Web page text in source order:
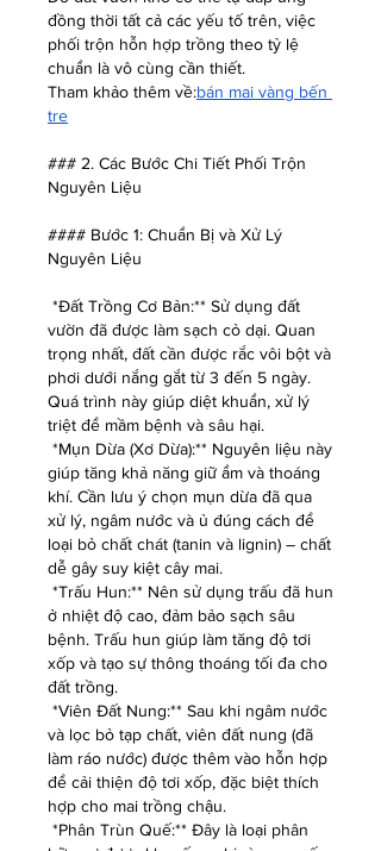
đồng thời tất cả các yếu tố trên, việc
phối trộn hỗn hợp trồng theo tỷ lệ
chuẩn là vô cùng cần thiết.
Tham khảo thêm về:bán mai vàng bến
tre
### 2. Các Bước Chi Tiết Phối Trộn
Nguyên Liệu
#### Bước 1: Chuẩn Bị và Xử Lý
Nguyên Liệu
*Đất Trồng Cơ Bản:** Sử dụng đất
vườn đã được làm sạch cỏ dại. Quan
trọng nhất, đất cần được rắc vôi bột và
phơi dưới nắng gắt từ 3 đến 5 ngày.
Quá trình này giúp diệt khuẩn, xử lý
triệt để mầm bệnh và sâu hại.
*Mụn Dừa (Xơ Dừa):** Nguyên liệu này
giúp tăng khả năng giữ ẩm và thoáng
khí. Cần lưu ý chọn mụn dừa đã qua
xử lý, ngâm nước và ủ đúng cách để
loại bỏ chất chát (tanin và lignin) – chất
dễ gây suy kiệt cây mai.
*Trấu Hun:** Nên sử dụng trấu đã hun
ở nhiệt độ cao, đảm bảo sạch sâu
bệnh. Trấu hun giúp làm tăng độ tơi
xốp và tạo sự thông thoáng tối đa cho
đất trồng.
*Viên Đất Nung:** Sau khi ngâm nước
và lọc bỏ tạp chất, viên đất nung (đã
làm ráo nước) được thêm vào hỗn hợp
để cải thiện độ tơi xốp, đặc biệt thích
hợp cho mai trồng chậu.
*Phân Trùn Quế:** Đây là loại phân